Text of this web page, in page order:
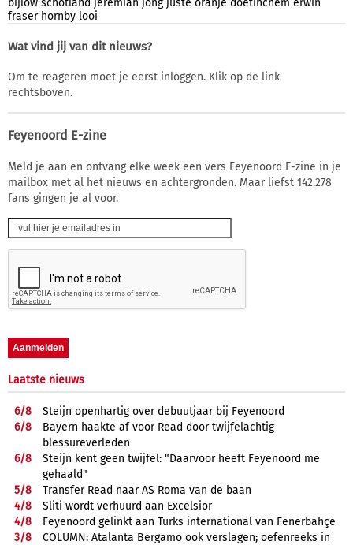
fraser hornby looi
Wat vind jij van dit nieuws?
Om te reageren moet je eerst inloggen. Klik op de link
rechtsboven.
Feyenoord E-zine
Meld je aan en ontvang elke week een vers Feyenoord E-zine in je
mailbox met al het nieuws en achtergronden. Maar liefst 142.278
fans gingen je al voor.
Laatste nieuws
6/8
Steijn openhartig over debuutjaar bij Feyenoord
6/8
Bayern haakte af voor Read door twijfelachtig
blessureverleden
6/8
Steijn kent geen twijfel: "Daarvoor heeft Feyenoord me
gehaald"
5/8
Transfer Read naar AS Roma van de baan
4/8
Sliti wordt verhuurd aan Excelsior
4/8
Feyenoord gelinkt aan Turks international van Fenerbahçe
3/8
COLUMN: Atalanta Bergamo ook verslagen; oefenreeks in